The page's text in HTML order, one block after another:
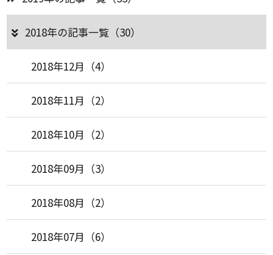
2018年の記事一覧（30）
2018年12月（4）
2018年11月（2）
2018年10月（2）
2018年09月（3）
2018年08月（2）
2018年07月（6）